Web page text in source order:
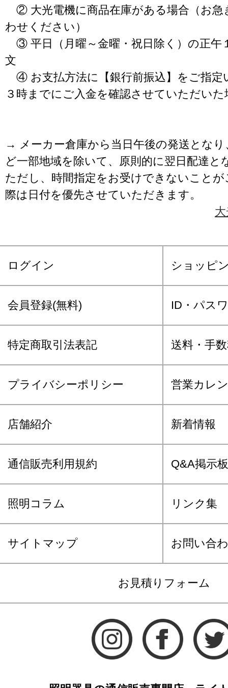
② 大光電機に商品在庫がある場合（お急
わせください）
③ 平日（月曜～金曜・祝日除く）の正午
文
④ お支払方法に【銀行前振込】をご指定
３時までにご入金を確認させていただいた
→ メーカー倉庫から当日午後の発送となり
ど一部地域を除いて、原則的に翌日配達と
ただし、時間指定をお受けできないこと
際は日付を優先させていただきます。
ログイン ショッピ
会員登録(無料) ID・パス
特定商取引法表記 送料・手
プライバシーポリシー 営業カレ
店舗紹介 新着情報
通信販売利用規約 Q&A掲示板
照明コラム リンク集
サイトマップ お問い合
お見積りフォーム